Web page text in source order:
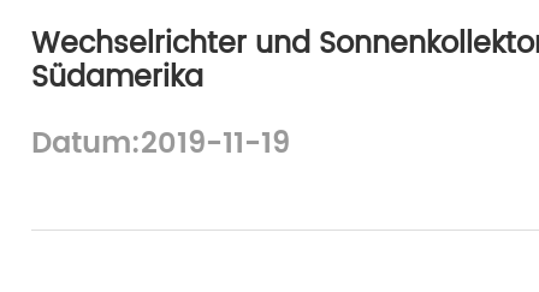
Wechselrichter und
Südamerika
Datum:2019-11-19